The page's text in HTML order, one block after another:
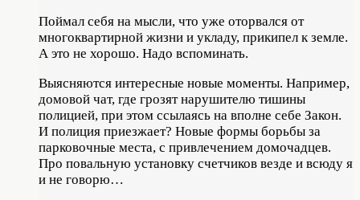
Поймал себя на мысли, что уже оторвался от
многоквартирной жизни и укладу, прикипел к земле.
А это не хорошо. Надо вспоминать.
Выясняются интересные новые моменты. Например,
домовой чат, где грозят нарушителю тишины
полицией, при этом ссылаясь на вполне себе Закон.
И полиция приезжает? Новые формы борьбы за
парковочные места, с привлечением домочадцев.
Про повальную установку счетчиков везде и всюду я
и не говорю…